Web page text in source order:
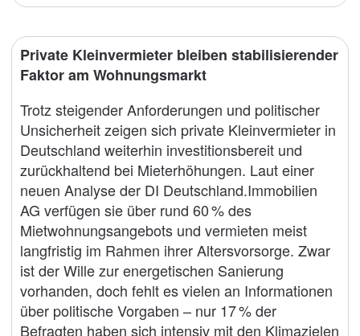
Private Kleinvermieter bleiben stabilisierender
Faktor am Wohnungsmarkt
Trotz steigender Anforderungen und politischer
Unsicherheit zeigen sich private Kleinvermieter in
Deutschland weiterhin investitionsbereit und
zurückhaltend bei Mieterhöhungen. Laut einer
neuen Analyse der DI Deutschland.Immobilien
AG verfügen sie über rund 60 % des
Mietwohnungsangebots und vermieten meist
langfristig im Rahmen ihrer Altersvorsorge. Zwar
ist der Wille zur energetischen Sanierung
vorhanden, doch fehlt es vielen an Informationen
über politische Vorgaben – nur 17 % der
Befragten haben sich intensiv mit den Klimazielen